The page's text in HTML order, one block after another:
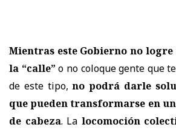
Mientras este Gobierno no logre
la “calle” o no coloque gente que
de este tipo,no podrá darle
que pueden transformarse en
de cabeza. La locomoción